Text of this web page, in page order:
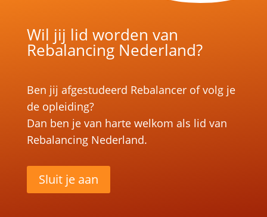
Wil jij lid worden van
Rebalancing Nederland?
Ben jij afgestudeerd Rebalancer of volg je
de opleiding?
Dan ben je van harte welkom als lid van
Rebalancing Nederland.
Sluit je aan